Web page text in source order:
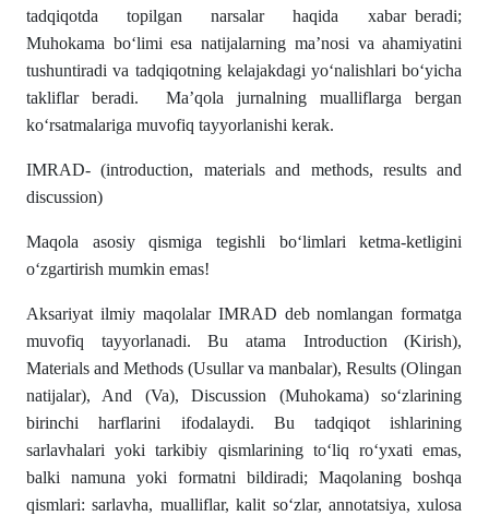
tadqiqotda topilgan narsalar haqida xabar beradi;
Muhokama boʻlimi esa natijalarning ma’nosi va ahamiyatini
tushuntiradi va tadqiqotning kelajakdagi yoʻnalishlari boʻyicha
takliflar beradi. Ma’qola jurnalning mualliflarga bergan
koʻrsatmalariga muvofiq tayyorlanishi kerak.
IMRAD- (introduction, materials and methods, results and
discussion)
Maqola asosiy qismiga tegishli boʻlimlari ketma-ketligini
oʻzgartirish mumkin emas!
Aksariyat ilmiy maqolalar IMRAD deb nomlangan formatga
muvofiq tayyorlanadi. Bu atama Introduction (Kirish),
Materials and Methods (Usullar va manbalar), Results (Olingan
natijalar), And (Va), Discussion (Muhokama) soʻzlarining
birinchi harflarini ifodalaydi. Bu tadqiqot ishlarining
sarlavhalari yoki tarkibiy qismlarining toʻliq roʻyxati emas,
balki namuna yoki formatni bildiradi; Maqolaning boshqa
qismlari: sarlavha, mualliflar, kalit soʻzlar, annotatsiya, xulosa